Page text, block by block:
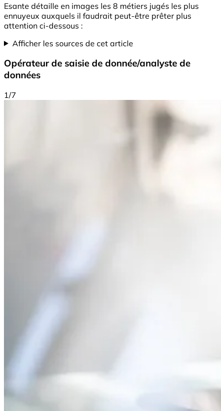
Esante détaille en images les 8 métiers jugés les plus
ennuyeux auxquels il faudrait peut-être prêter plus
attention ci-dessous :
Afficher les sources de cet article
Opérateur de saisie de donnée/analyste de
données
1/7